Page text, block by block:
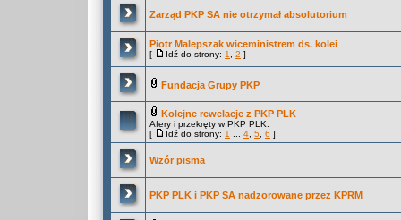
Zarząd PKP SA nie otrzymał absolutorium
Piotr Malepszak wiceministrem ds. kolei
[ Idź do strony: 1 2 ]
Fundacja Grupy PKP
Kolejne rewelacje z PKP PLK
Afery i przekręty w PKP PLK.
[
Idź do strony: 1 4 5 6 ]
Wzór pisma
PKP PLK i PKP SA nadzorowane przez KPRM